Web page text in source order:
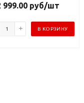
999.00 руб/шт
В КОРЗИНУ